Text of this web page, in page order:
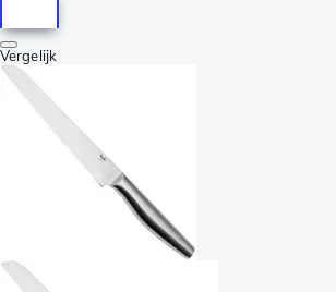
Vergelijk